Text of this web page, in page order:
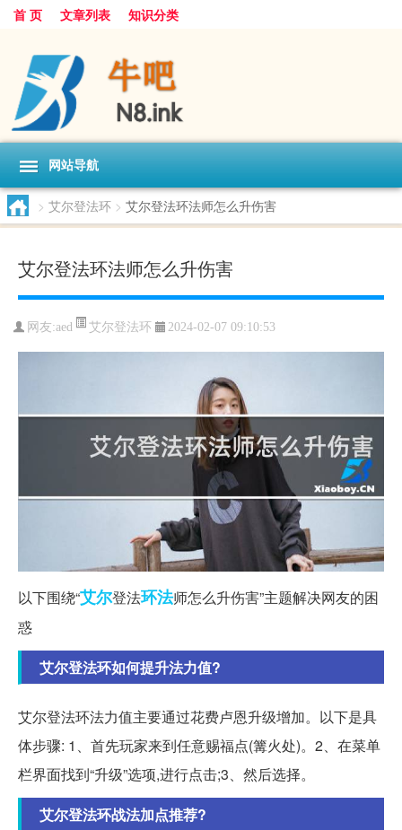
首 页 文章列表 知识分类
网站导航
> 艾尔登法环 > 艾尔登法环法师怎么升伤害
艾尔登法环法师怎么升伤害
网友:aed 艾尔登法环 2024-02-07 09:10:53
以下围绕“艾尔登法环法师怎么升伤害”主题解决网友的困
惑
艾尔登法环如何提升法力值?
艾尔登法环法力值主要通过花费卢恩升级增加。以下是具
体步骤: 1、首先玩家来到任意赐福点(篝火处)。2、在菜单
栏界面找到“升级”选项,进行点击;3、然后选择。
艾尔登法环战法加点推荐?